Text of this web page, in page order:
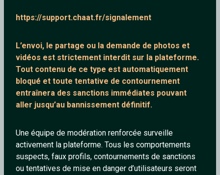
https://support.chaat.fr/signalement
L’envoi, le partage ou la demande de photos et
vidéos est strictement interdit sur la plateforme.
Tout contenu de ce type est automatiquement
bloqué et toute tentative de contournement
entraînera des sanctions immédiates pouvant
aller jusqu’au bannissement définitif.
Une équipe de modération renforcée surveille
activement la plateforme. Tous les comportements
suspects, faux profils, contournements de sanctions
ou tentatives de mise en danger d’utilisateurs seront
Sam86
CoupleMaat18
55 ans
Eliot8509
40 ans